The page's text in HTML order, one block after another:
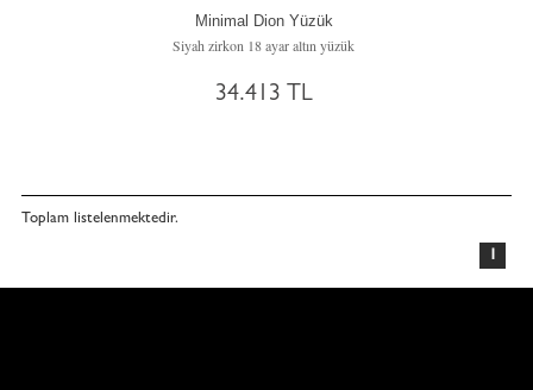
Minimal Dion Yüzük
Siyah zirkon 18 ayar altın yüzük
34.413 TL
Toplam listelenmektedir.
1